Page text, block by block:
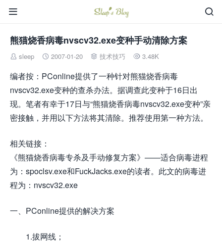


熊猫烧香病毒nvscv32.exe变种手动清除方案
 sleep  2007-01-20  技术技巧  3.48K
编者按：PConline提供了一种针对熊猫烧香病毒
nvscv32.exe变种的查杀办法。据调查此变种于16日出
现。笔者有幸于17日与“熊猫烧香病毒nvscv32.exe变种”亲
密接触，并用以下方法将其清除。推荐使用第一种方法。
相关链接：
《熊猫烧香病毒专杀及手动修复方案》——适合病毒进程
为：spoclsv.exe和FuckJacks.exe的读者。此文的病毒进
程为：nvscv32.exe
一、PConline提供的解决方案
1.拔网线；